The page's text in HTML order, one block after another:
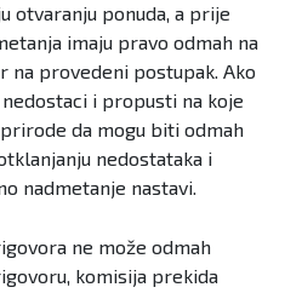
otvaranju ponuda, a prije
imaju pravo odmah na
provedeni postupak. Ako
i propusti na koje
da mogu biti odmah
nedostataka i
nadmetanje nastavi.
ne može odmah
komisija prekida